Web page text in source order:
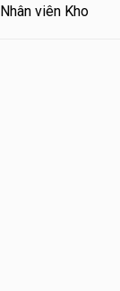
Nhân viên Kho